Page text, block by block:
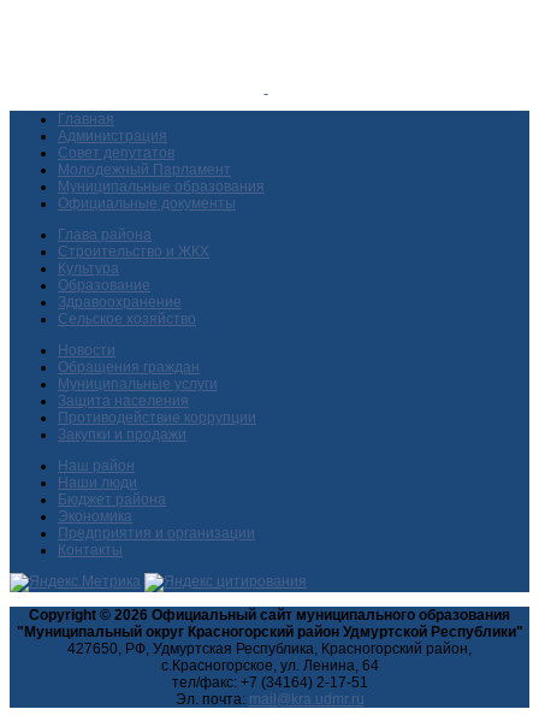
Главная
Администрация
Совет депутатов
Молодежный Парламент
Муниципальные образования
Официальные документы
Глава района
Строительство и ЖКХ
Культура
Образование
Здравоохранение
Сельское хозяйство
Новости
Обращения граждан
Муниципальные услуги
Защита населения
Противодействие коррупции
Закупки и продажи
Наш район
Наши люди
Бюджет района
Экономика
Предприятия и организации
Контакты
Copyright © 2026 Официальный сайт муниципального образования
"Муниципальный округ Красногорский район Удмуртской Республики"
427650, РФ, Удмуртская Республика, Красногорский район,
с.Красногорское, ул. Ленина, 64
тел/факс: +7 (34164) 2-17-51
Эл. почта: